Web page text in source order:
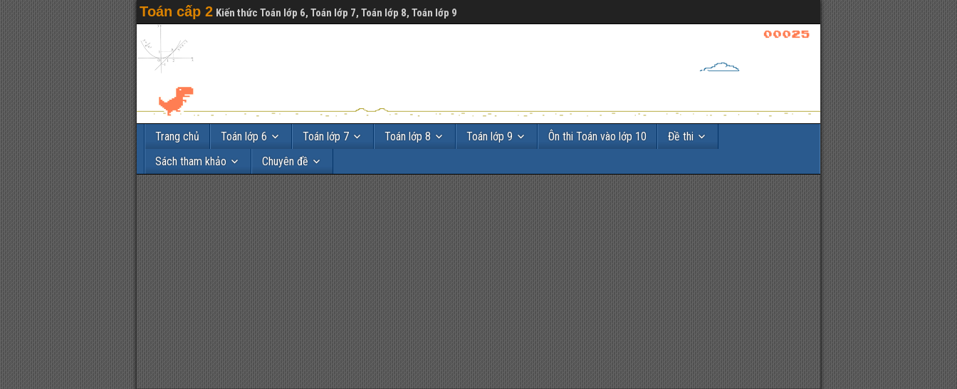
Toán cấp 2 Kiến thức Toán lớp 6, Toán lớp 7, Toán lớp 8, Toán lớp 9
Trang chủ Toán lớp 6 Toán lớp 7 Toán lớp 8 Toán lớp 9 Ôn thi Toán vào lớp 10
Đề thi
Sách tham khảo
Chuyên đề